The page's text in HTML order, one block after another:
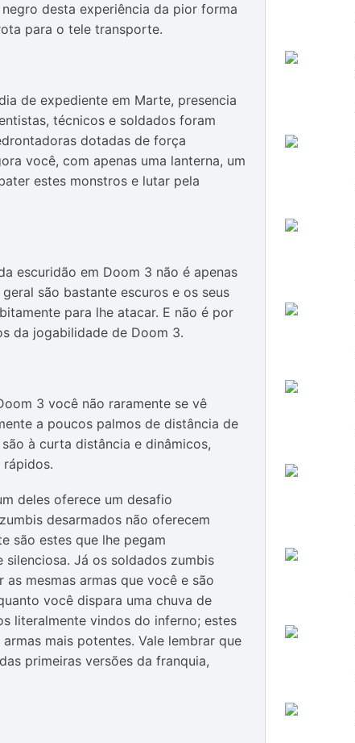
desta experiência da pior forma
para o tele transporte.
de expediente em Marte, presencia
técnicos e soldados foram
dotadas de força
você, com apenas uma lanterna, um
estes monstros e lutar pela
escuridão em Doom 3 não é apenas
são bastante escuros e os seus
para lhe atacar. E não é por
da jogabilidade de Doom 3.
3 você não raramente se vê
a poucos palmos de distância de
à curta distância e dinâmicos,
deles oferece um desafio
desarmados não oferecem
são estes que lhe pegam
Já os soldados zumbis
mesmas armas que você e são
você dispara uma chuva de
literalmente vindos do inferno; estes
mais potentes. Vale lembrar que
primeiras versões da franquia,